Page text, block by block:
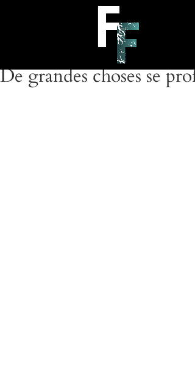
De grandes choses se